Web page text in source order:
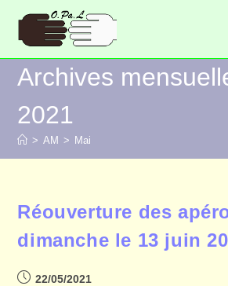
Archives
2021
> AM > Mai
Réouverture des
dimanche le 13 juin
22/05/2021